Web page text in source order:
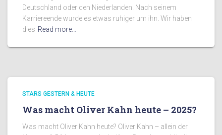
Deutschland oder den Niederlanden. Nach seinem
Karriereende wurde es etwas ruhiger um ihn. Wir haben
dies Read more…
STARS GESTERN & HEUTE
Was macht Oliver Kahn heute – 2025?
Was macht Oliver Kahn heute? Oliver Kahn – allein der